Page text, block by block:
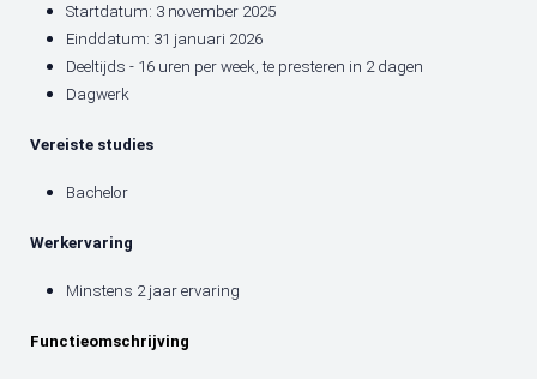
Startdatum: 3 november 2025
Einddatum: 31 januari 2026
Deeltijds - 16 uren per week, te presteren in 2 dagen
Dagwerk
Vereiste studies
Bachelor
Werkervaring
Minstens 2 jaar ervaring
Functieomschrijving